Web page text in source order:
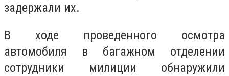
задержали их.
В ходе проведенного осмотра
автомобиля в багажном отделении
сотрудники милиции обнаружили